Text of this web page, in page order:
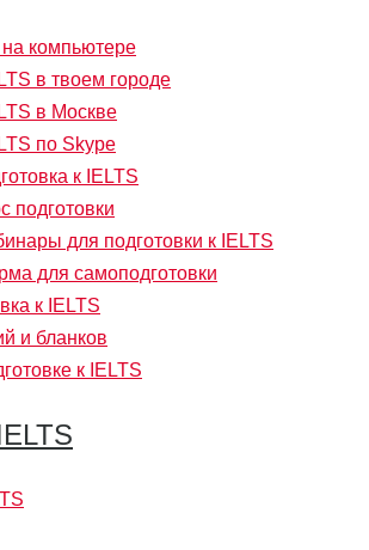
компьютере
в твоем городе
в Москве
по Skype
к IELTS
подготовки
для подготовки к IELTS
для самоподготовки
к IELTS
и бланков
к IELTS